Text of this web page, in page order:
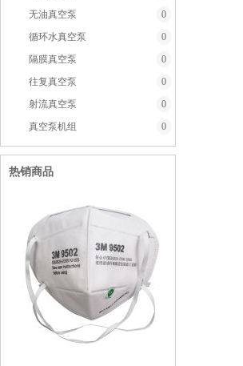
无油真空泵
0
循环水真空泵
0
隔膜真空泵
0
往复真空泵
0
射流真空泵
0
真空泵机组
0
热销商品